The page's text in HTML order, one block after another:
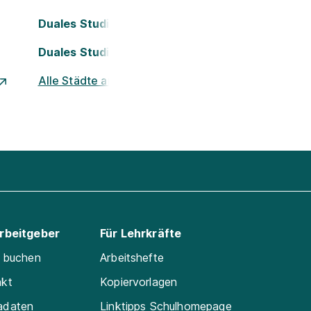
Duales Studium Köln
Duales Studium Nürnberg
Alle Städte ansehen
Für Lehrkräfte
Arbeitshefte
Kopiervorlagen
Linktipps Schulhomepage